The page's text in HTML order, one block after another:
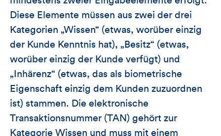
Diese Elemente müssen aus zwei der drei
Kategorien „Wissen“ (etwas, worüber einzig
der Kunde Kenntnis hat), „Besitz“ (etwas,
worüber einzig der Kunde verfügt) und
„Inhärenz“ (etwas, das als biometrische
Eigenschaft einzig dem Kunden zuzuordnen
ist) stammen. Die elektronische
Transaktionsnummer (TAN) gehört zur
Kategorie Wissen und muss mit einem